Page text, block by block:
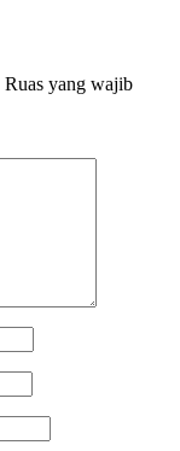
Ruas yang wajib